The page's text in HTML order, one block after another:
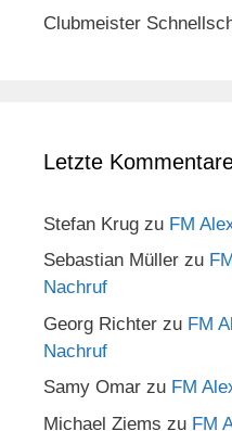
Clubmeister
Letzte
Stefan Krug zu FM
Sebastian Müller zu
Nachruf
Georg Richter zu FM
Nachruf
Samy Omar zu FM
Michael Ziems zu FM